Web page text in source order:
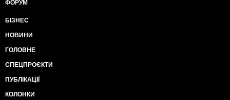
ФОРУМ
БІЗНЕС
НОВИНИ
ГОЛОВНЕ
СПЕЦПРОЄКТИ
ПУБЛІКАЦІЇ
КОЛОНКИ